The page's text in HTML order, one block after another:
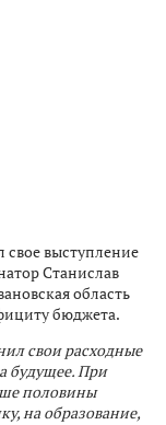
свое выступление
Станислав
область
бюджета.
свои расходные
будущее. При
половины
на образование,